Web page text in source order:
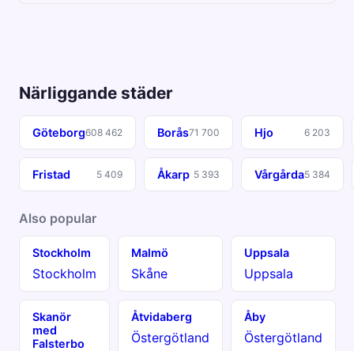
Närliggande städer
Göteborg608 462 Borås71 700 Hjo 6 203
Fristad 5 409 Åkarp 5 393 Vårgårda5 384
Also popular
Stockholm
Stockholm
Malmö
Skåne
Uppsala
Uppsala
Skanör
med
Falsterbo
Åtvidaberg
Östergötland
Åby
Östergötland